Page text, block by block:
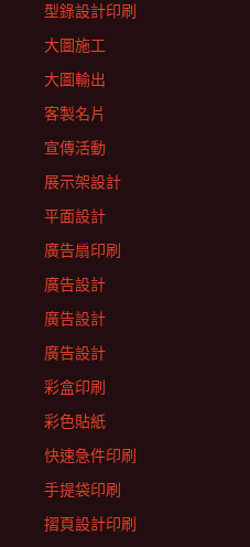
型錄設計印刷
大圖施工
大圖輸出
客製名片
宣傳活動
展示架設計
平面設計
廣告扇印刷
廣告設計
廣告設計
廣告設計
彩盒印刷
彩色貼紙
快速急件印刷
手提袋印刷
摺頁設計印刷